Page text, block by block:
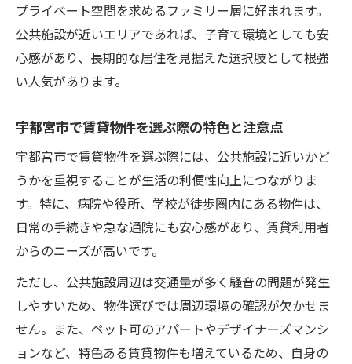
プライベート空間を求めるファミリー層に好まれます。
公共施設が近いエリアであれば、子育て環境としても安
心感があり、長期的な居住を見据えた選択肢として根強
い人気があります。
宇都宮市で賃貸物件を選ぶ際の特色と注意点
宇都宮市で賃貸物件を選ぶ際には、公共施設に近いかど
うかを重視することが生活の利便性向上につながりま
す。特に、病院や役所、学校が徒歩圏内にある物件は、
日常の手続きや急な通院にも安心感があり、賃貸利用者
からのニーズが高いです。
ただし、公共施設周辺は交通量が多く騒音の問題が発生
しやすいため、物件選びでは周辺環境の確認が欠かせま
せん。また、ペット可のアパートやデザイナーズマンシ
ョンなど、特色ある賃貸物件も増えているため、自身の